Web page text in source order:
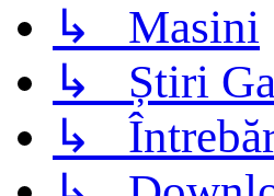
↳ Masini
↳ Știri
↳